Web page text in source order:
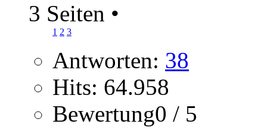
3 Seiten •
1 2 3
Antworten: 38
Hits: 64.958
Bewertung0 / 5